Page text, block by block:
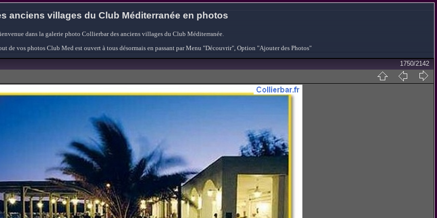
anciens villages du Club Méditerranée en photos
dans la galerie photo Collierbar des anciens villages du Club Méditerranée.
de vos photos Club Med est ouvert à tous désormais en passant par Menu "Découvrir", Option "Ajouter des Photos"
1750/2142